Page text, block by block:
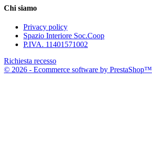
Chi siamo
Privacy policy
Spazio Interiore Soc.Coop
P.IVA. 11401571002
Richiesta recesso
© 2026 - Ecommerce software by PrestaShop™